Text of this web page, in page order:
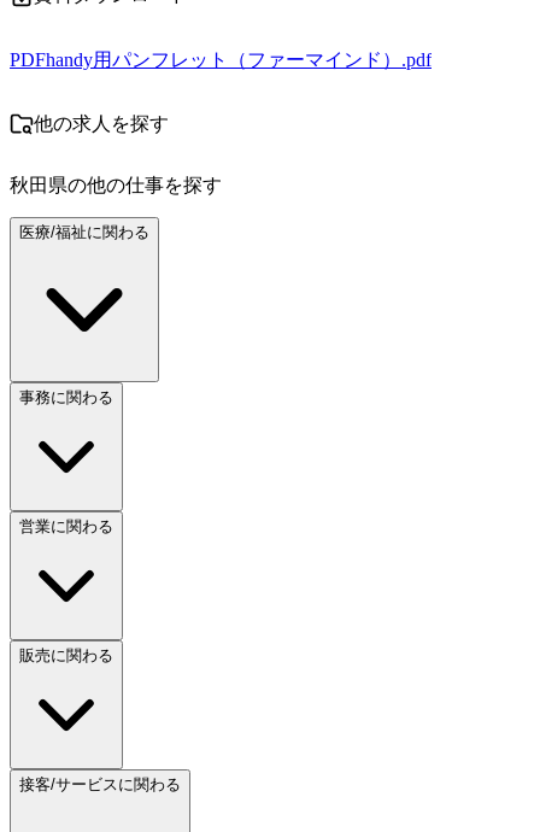
PDFhandy用パンフレット（ファーマインド）.pdf
他の求人を探す
秋田県の他の仕事を探す
医療/福祉に関わる
事務に関わる
営業に関わる
販売に関わる
接客/サービスに関わる